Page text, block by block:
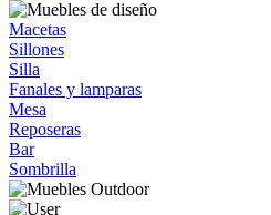
Macetas
Sillones
Silla
Fanales y lamparas
Mesa
Reposeras
Bar
Sombrilla